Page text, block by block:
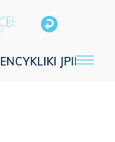
ENCYKLIKI JPII